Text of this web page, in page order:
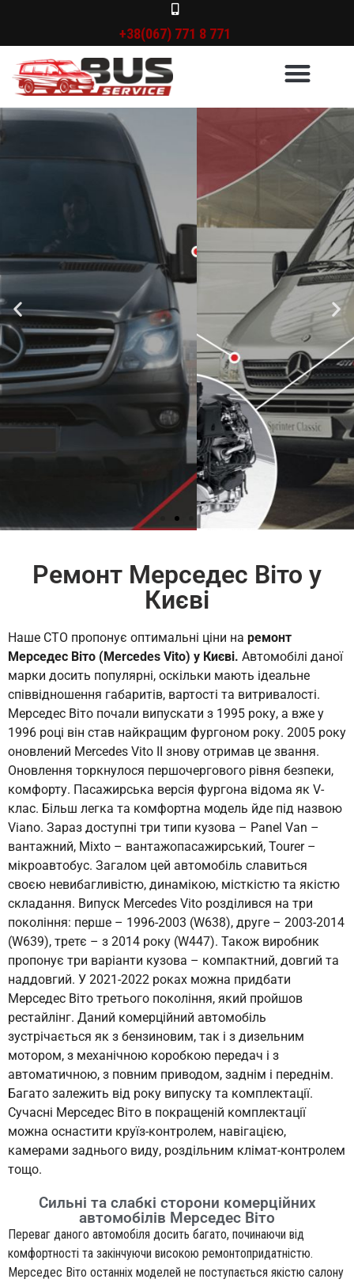
+38(067) 771 8 771
BUS SERVICE 777
СТО та запчастини для
мікроавтобусів
КОНТАКТИ
Ремонт Мерседес Віто у
Києві
Наше СТО пропонує оптимальні ціни на ремонт
Мерседес Віто (Mercedes Vito) у Києві. Автомобілі даної
марки досить популярні, оскільки мають ідеальне
співвідношення габаритів, вартості та витривалості.
Мерседес Віто почали випускати з 1995 року, а вже у
1996 році він став найкращим фургоном року. 2005 року
оновлений Mercedes Vito II знову отримав це звання.
Оновлення торкнулося першочергового рівня безпеки,
комфорту. Пасажирська версія фургона відома як V-
клас. Більш легка та комфортна модель йде під назвою
Viano. Зараз доступні три типи кузова – Panel Van –
вантажний, Mixto – вантажопасажирський, Tourer –
мікроавтобус. Загалом цей автомобіль славиться
своєю невибагливістю, динамікою, місткістю та якістю
складання. Випуск Mercedes Vito розділився на три
покоління: перше – 1996-2003 (W638), друге – 2003-2014
(W639), третє – з 2014 року (W447). Також виробник
пропонує три варіанти кузова – компактний, довгий та
наддовгий. У 2021-2022 роках можна придбати
Мерседес Віто третього покоління, який пройшов
рестайлінг. Даний комерційний автомобіль
зустрічається як з бензиновим, так і з дизельним
мотором, з механічною коробкою передач і з
автоматичною, з повним приводом, заднім і переднім.
Багато залежить від року випуску та комплектації.
Сучасні Мерседес Віто в покращеній комплектації
можна оснастити круїз-контролем, навігацією,
камерами заднього виду, роздільним клімат-контролем
тощо.
Сильні та слабкі сторони комерційних
автомобілів Мерседес Віто
Переваг даного автомобіля досить багато, починаючи від
комфортності та закінчуючи високою ремонтопридатністю.
Мерседес Віто останніх моделей не поступається якістю салону